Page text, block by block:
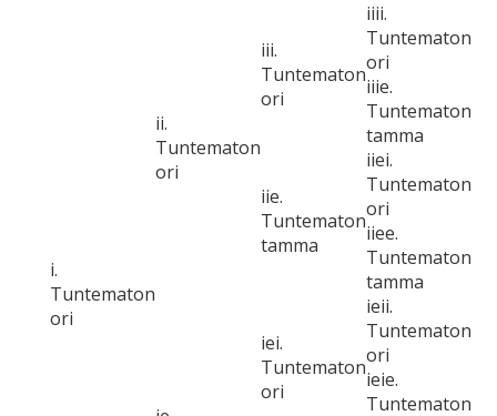
i.
Tuntematon
ori
ii.
Tuntematon
ori
iii.
Tuntematon
ori
iiii.
Tuntematon
ori
iiie.
Tuntematon
tamma
iie.
Tuntematon
tamma
iiei.
Tuntematon
ori
iiee.
Tuntematon
tamma
iei.
Tuntematon
ori
ieii.
Tuntematon
ori
ieie.
Tuntematon